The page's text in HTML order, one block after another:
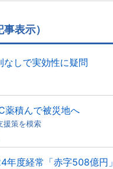
表示）
なしで実効性に疑問
薬積んで被災地へ
援策を模索
年度経常「赤字508億円」